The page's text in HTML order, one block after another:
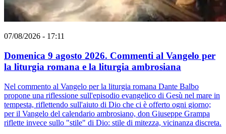
07/08/2026 - 17:11
Domenica 9 agosto 2026. Commenti al Vangelo per
la liturgia romana e la liturgia ambrosiana
Nel commento al Vangelo per la liturgia romana Dante Balbo
propone una riflessione sull'episodio evangelico di Gesù nel mare in
tempesta, riflettendo sull'aiuto di Dio che ci è offerto ogni giorno;
per il Vangelo del calendario ambrosiano, don Giuseppe Grampa
riflette invece sullo "stile" di Dio: stile di mitezza, vicinanza discreta.